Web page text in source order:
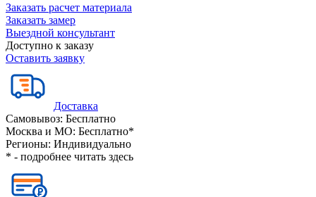
Заказать расчет материала
Заказать замер
Выездной консультант
Доступно к заказу
Оставить заявку
Доставка
Самовывоз: Бесплатно
Москва и МО: Бесплатно*
Регионы: Индивидуально
* - подробнее читать здесь